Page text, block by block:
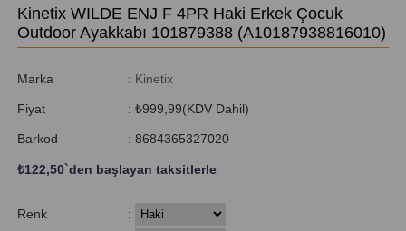
Kinetix WILDE ENJ F 4PR Haki Erkek Çocuk
Outdoor Ayakkabı 101879388 (A10187938816010)
Marka : Kinetix
Fiyat : ₺999,99(KDV Dahil)
Barkod : 8684365327020
₺122,50`den başlayan taksitlerle
Renk
: